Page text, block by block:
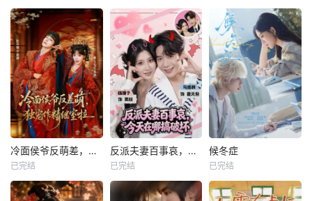
冷面侯爷反萌差，独宠作精继室啦
已完结
反派夫妻百事哀，今天在哪搞破坏
已完结
候冬症
已完结